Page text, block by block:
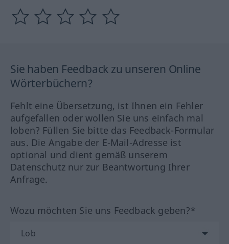
Sie haben Feedback zu unseren Online
Wörterbüchern?
Fehlt eine Übersetzung, ist Ihnen ein Fehler
aufgefallen oder wollen Sie uns einfach mal
loben? Füllen Sie bitte das Feedback-Formular
aus. Die Angabe der E-Mail-Adresse ist
optional und dient gemäß unserem
Datenschutz nur zur Beantwortung Ihrer
Anfrage.
Wozu möchten Sie uns Feedback geben?*